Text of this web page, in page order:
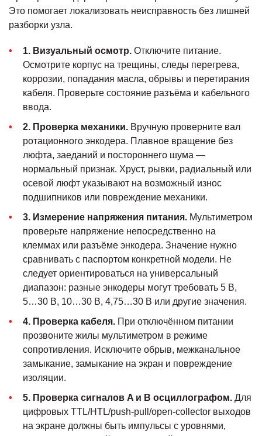
Это помогает локализовать неисправность без лишней
разборки узла.
1. Визуальный осмотр. Отключите питание.
Осмотрите корпус на трещины, следы перегрева,
коррозии, попадания масла, обрывы и перетирания
кабеля. Проверьте состояние разъёма и кабельного
ввода.
2. Проверка механики. Вручную проверните вал
ротационного энкодера. Плавное вращение без
люфта, заеданий и постороннего шума —
нормальный признак. Хруст, рывки, радиальный или
осевой люфт указывают на возможный износ
подшипников или повреждение механики.
3. Измерение напряжения питания. Мультиметром
проверьте напряжение непосредственно на
клеммах или разъёме энкодера. Значение нужно
сравнивать с паспортом конкретной модели. Не
следует ориентироваться на универсальный
диапазон: разные энкодеры могут требовать 5 В,
5…30 В, 10…30 В, 4,75…30 В или другие значения.
4. Проверка кабеля. При отключённом питании
прозвоните жилы мультиметром в режиме
сопротивления. Исключите обрыв, межканальное
замыкание, замыкание на экран и повреждение
изоляции.
5. Проверка сигналов A и B осциллографом. Для
цифровых TTL/HTL/push-pull/open-collector выходов
на экране должны быть импульсы с уровнями,